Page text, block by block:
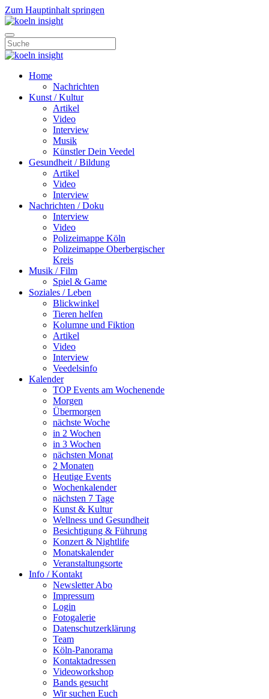
Zum Hauptinhalt springen
Home
Nachrichten
Kunst / Kultur
Artikel
Video
Interview
Musik
Künstler Dein Veedel
Gesundheit / Bildung
Artikel
Video
Interview
Nachrichten / Doku
Interview
Video
Polizeimappe Köln
Polizeimappe Oberbergischer
Kreis
Musik / Film
Spiel & Game
Soziales / Leben
Blickwinkel
Tieren helfen
Kolumne und Fiktion
Artikel
Video
Interview
Veedelsinfo
Kalender
TOP Events am Wochenende
Morgen
Übermorgen
nächste Woche
in 2 Wochen
in 3 Wochen
nächsten Monat
2 Monaten
Heutige Events
Wochenkalender
nächsten 7 Tage
Kunst & Kultur
Wellness und Gesundheit
Besichtigung & Führung
Konzert & Nightlife
Monatskalender
Veranstaltungsorte
Info / Kontakt
Newsletter Abo
Impressum
Login
Fotogalerie
Datenschutzerklärung
Team
Köln-Panorama
Kontaktadressen
Videoworkshop
Bands gesucht
Wir suchen Euch